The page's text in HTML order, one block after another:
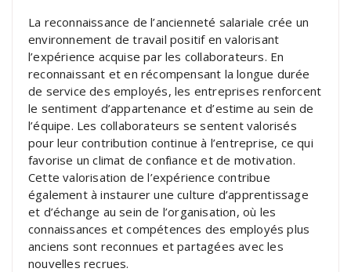
La reconnaissance de l’ancienneté salariale crée un
environnement de travail positif en valorisant
l’expérience acquise par les collaborateurs. En
reconnaissant et en récompensant la longue durée
de service des employés, les entreprises renforcent
le sentiment d’appartenance et d’estime au sein de
l’équipe. Les collaborateurs se sentent valorisés
pour leur contribution continue à l’entreprise, ce qui
favorise un climat de confiance et de motivation.
Cette valorisation de l’expérience contribue
également à instaurer une culture d’apprentissage
et d’échange au sein de l’organisation, où les
connaissances et compétences des employés plus
anciens sont reconnues et partagées avec les
nouvelles recrues.